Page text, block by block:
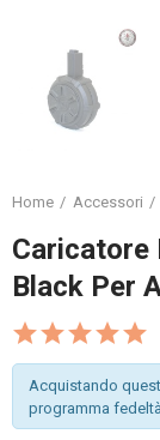
Home Accessori
Caricatore
Black Per
Acquistando
programma